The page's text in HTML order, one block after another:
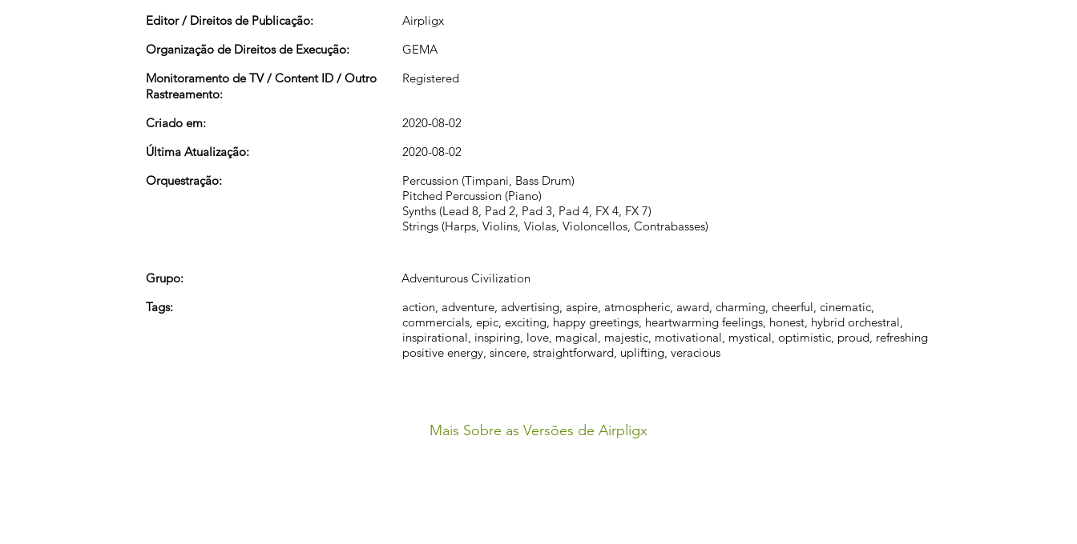
Editor / Direitos de Publicação:
Airpligx
Organização de Direitos de Execução:
GEMA
Monitoramento de TV / Content ID / Outro
Rastreamento:
Registered
Criado em:
2020-08-02
Última Atualização:
2020-08-02
Orquestração:
Percussion (Timpani, Bass Drum)
Pitched Percussion (Piano)
Synths (Lead 8, Pad 2, Pad 3, Pad 4, FX 4, FX 7)
Strings (Harps, Violins, Violas, Violoncellos, Contrabasses)
Grupo:
Adventurous Civilization
Tags:
action, adventure, advertising, aspire, atmospheric, award, charming, cheerful, cinematic,
commercials, epic, exciting, happy greetings, heartwarming feelings, honest, hybrid orchestral,
inspirational, inspiring, love, magical, majestic, motivational, mystical, optimistic, proud, refreshing
positive energy, sincere, straightforward, uplifting, veracious
Mais Sobre as Versões de Airpligx